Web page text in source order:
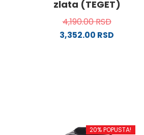
zlata (TEGET)
4,190.00RSD
3,352.00 RSD
20% POPUSTA!